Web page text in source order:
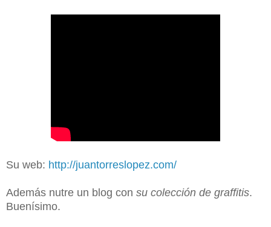
Su web: http://juantorreslopez.com/
Además nutre un blog con su colección de graffitis.
Buenísimo.